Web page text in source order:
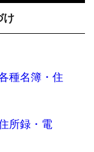
け
種名簿・住
所録・電